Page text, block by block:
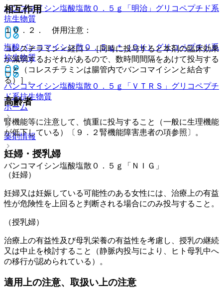
バンコマイシン塩酸塩散０．５ｇ「明治」 グリコペプチド系
抗生物質
塩酸バンコマイシン散０．５ｇ＊（ＯＫ）グリコペプチド系
抗生物質
バンコマイシン塩酸塩散０．５ｇ「ＶＴＲＳ」 グリコペプチ
ド系抗生物質
ホーム
薬剤情報
バンコマイシン塩酸塩散０．５ｇ「ＮＩＧ」
相互作用
１０．２． 併用注意：
コレスチラミン＜経口＞［同時に投与すると本剤の臨床効果
が減弱するおそれがあるので、数時間間隔をあけて投与する
こと（コレスチラミンは腸管内でバンコマイシンと結合す
る）］。
高齢者
腎機能等に注意して、慎重に投与すること（一般に生理機能
が低下している）〔９．２腎機能障害患者の項参照〕。
妊婦・授乳婦
（妊婦）
妊婦又は妊娠している可能性のある女性には、治療上の有益
性が危険性を上回ると判断される場合にのみ投与すること。
（授乳婦）
治療上の有益性及び母乳栄養の有益性を考慮し、授乳の継続
又は中止を検討すること（静脈内投与により、ヒト母乳中へ
の移行が認められている）。
適用上の注意、取扱い上の注意